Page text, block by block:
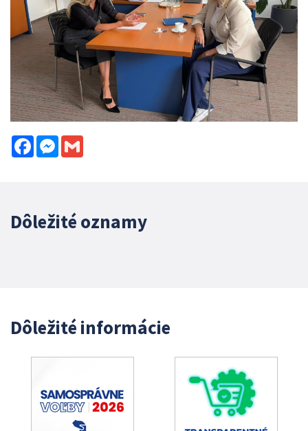
FacebookMessenger
Dôležité oznamy
Dôležité informácie